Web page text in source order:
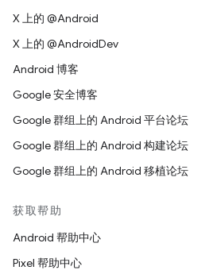
X 上的 @Android
X 上的 @AndroidDev
Android 博客
Google 安全博客
Google 群组上的 Android 平台论坛
Google 群组上的 Android 构建论坛
Google 群组上的 Android 移植论坛
获取帮助
Android 帮助中心
Pixel 帮助中心